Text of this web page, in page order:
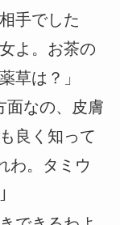
手でした
よ。お茶の
草は？」
面なの、皮膚
良く知って
わ。タミウ